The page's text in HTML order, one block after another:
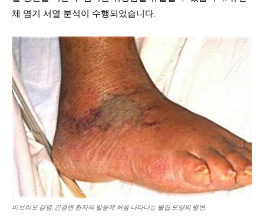
체 염기 서열 분석이 수행되었습니다.
비브리오 감염. 간경변 환자의 발등에 처음 나타나는 물집 모양의 병변.